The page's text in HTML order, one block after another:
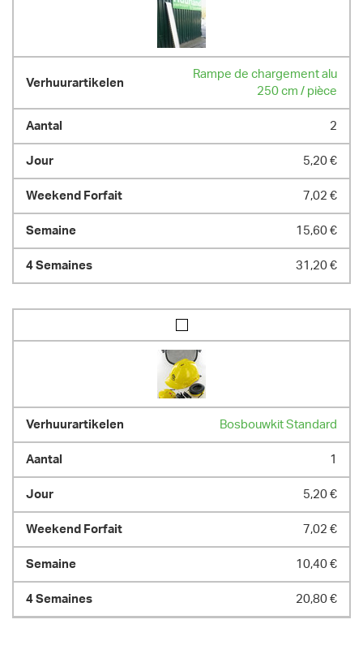
Rampe de chargement alu
250 cm / pièce
2
5,20 €
7,02 €
15,60 €
31,20 €
Bosbouwkit Standard
1
5,20 €
7,02 €
10,40 €
20,80 €